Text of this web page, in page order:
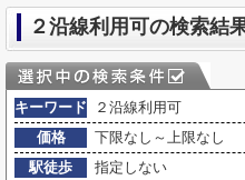
２沿線利用可の検索結
キーワード
２沿線利用可
価格
下限なし～上限なし
駅徒歩
指定しない